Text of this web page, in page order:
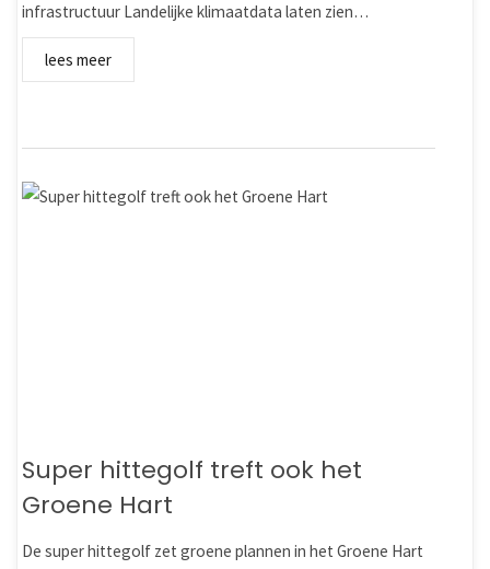
infrastructuur Landelijke klimaatdata laten zien…
lees meer
Super hittegolf treft ook het
Groene Hart
De super hittegolf zet groene plannen in het Groene Hart